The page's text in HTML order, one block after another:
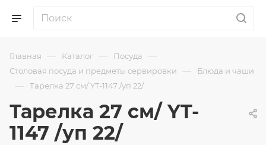
Главная — Каталог — Посуда —
Столовая посуда и предметы сервировки — Блюда и чаши
— Тарелка 27 см/ YT-1147 /уп 22/
Тарелка 27 см/ YT-
1147 /уп 22/